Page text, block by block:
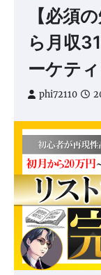
【必須
ら月収
ーケテ
phi72110